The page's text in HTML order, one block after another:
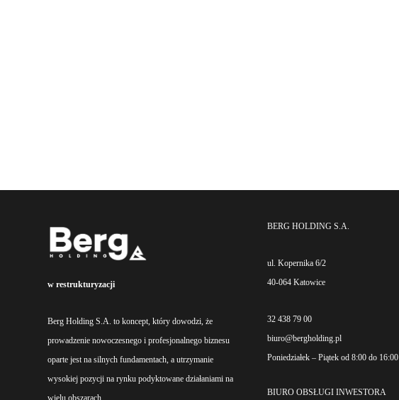
w restrukturyzacji
Berg Holding S.A. to koncept, który dowodzi, że
prowadzenie nowoczesnego i profesjonalnego biznesu
oparte jest na silnych fundamentach, a utrzymanie
wysokiej pozycji na rynku podyktowane działaniami na
BERG HOLDING S.A.
ul. Kopernika 6/2
40-064 Katowice
32 438 79 00
biuro@bergholding.pl
Poniedziałek – Piątek od 8:00 do 16:00
BIURO OBSŁUGI INWESTORA